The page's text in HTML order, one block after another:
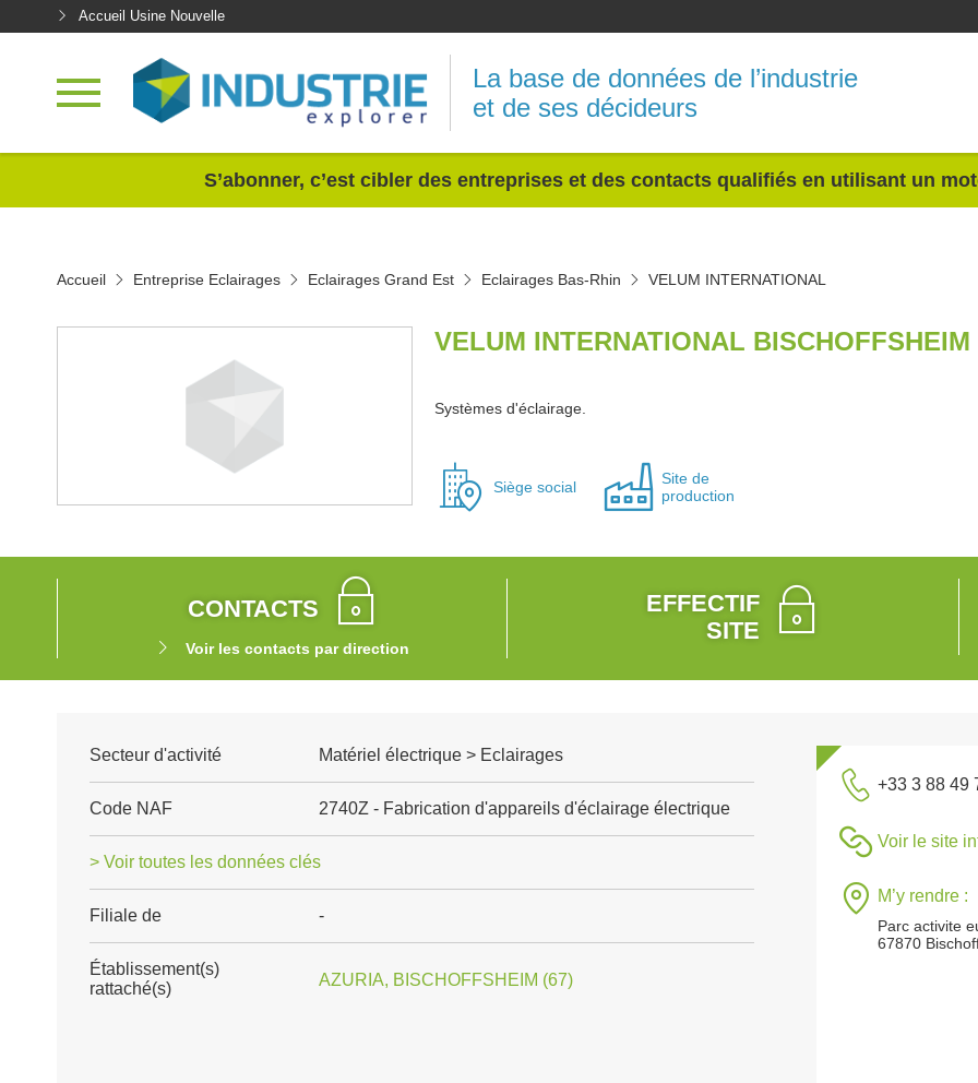
Accueil Usine Nouvelle
La base de données de l’industrie
et de ses décideurs
S’abonner, c’est cibler des entreprises et des contacts qualifiés en utilisant un
Accueil Entreprise Eclairages Eclairages Grand Est Eclairages Bas-Rhin VELUM INTERNATIONAL
VELUM INTERNATIONAL BISCHOFFSHEIM
Systèmes d'éclairage.
Siège social
Site de
production
CONTACTS
Voir les contacts par direction
EFFECTIF
SITE
Secteur d'activité Matériel électrique > Eclairages
Code NAF 2740Z - Fabrication d'appareils d'éclairage électrique
> Voir toutes les données clés
Filiale de -
Établissement(s)
rattaché(s)
AZURIA, BISCHOFFSHEIM (67)
+33 3 88 49
Voir le site
M’y rendre :
Parc activite
67870